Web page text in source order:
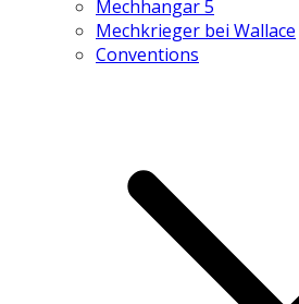
Mechhangar 5
Mechkrieger bei Wallace
Conventions